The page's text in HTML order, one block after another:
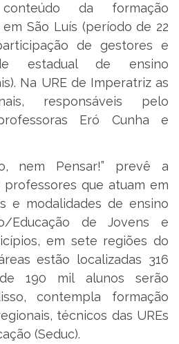
da formação
São Luís (período de 22
de gestores e
estadual de ensino
Na URE de Imperatriz as
responsáveis pelo
Eró Cunha e
nem Pensar!” prevê a
professores que atuam em
e modalidades de ensino
Educação de Jovens e
em sete regiões do
estão localizadas 316
190 mil alunos serão
contempla formação
técnicos das UREs
(Seduc).